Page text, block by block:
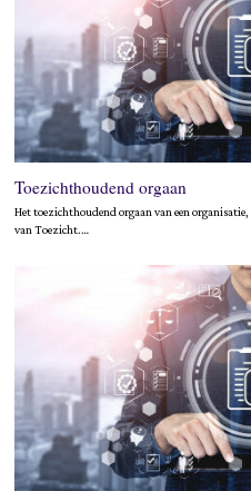
Toezichthoudend orgaan
Het toezichthoudend orgaan van een organisatie,
van Toezicht.…